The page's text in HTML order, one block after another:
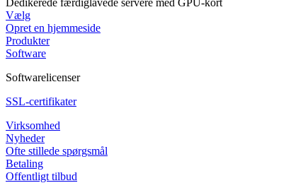
Vælg
Opret en hjemmeside
Produkter
Software
Softwarelicenser
SSL-certifikater
Virksomhed
Nyheder
Ofte stillede spørgsmål
Betaling
Offentligt tilbud